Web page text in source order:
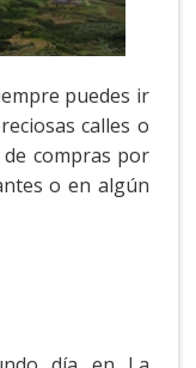
puedes ir
calles o
compras por
o en algún